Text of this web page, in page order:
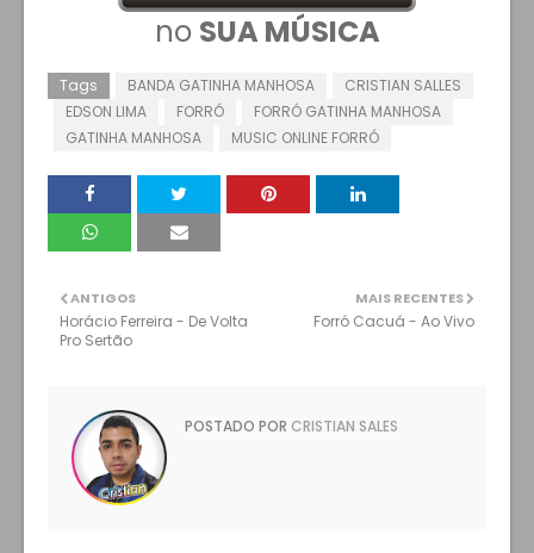
no SUA MÚSICA
Tags BANDA GATINHA MANHOSA
CRISTIAN SALLES
EDSON LIMA
FORRÓ
FORRÓ GATINHA MANHOSA
GATINHA MANHOSA
MUSIC ONLINE FORRÓ
MAIS RECENTES
Forró Cacuá - Ao Vivo
ANTIGOS
Horácio Ferreira - De Volta
Pro Sertão
POSTADO POR CRISTIAN SALES